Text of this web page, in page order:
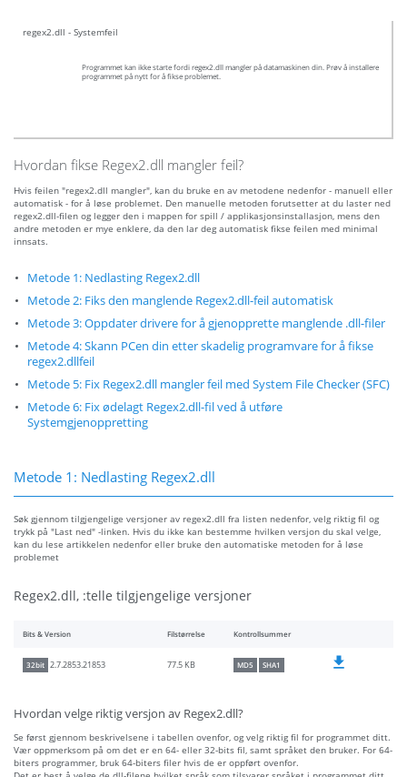
regex2.dll - Systemfeil
Programmet kan ikke starte fordi regex2.dll mangler på datamaskinen din. Prøv å installere
programmet på nytt for å fikse problemet.
Hvordan fikse Regex2.dll mangler feil?
Hvis feilen "regex2.dll mangler", kan du bruke en av metodene nedenfor - manuell eller
automatisk - for å løse problemet. Den manuelle metoden forutsetter at du laster ned
regex2.dll-filen og legger den i mappen for spill / applikasjonsinstallasjon, mens den
andre metoden er mye enklere, da den lar deg automatisk fikse feilen med minimal
innsats.
Metode 1: Nedlasting Regex2.dll
Metode 2: Fiks den manglende Regex2.dll-feil automatisk
Metode 3: Oppdater drivere for å gjenopprette manglende .dll-filer
Metode 4: Skann PCen din etter skadelig programvare for å fikse
regex2.dllfeil
Metode 5: Fix Regex2.dll mangler feil med System File Checker (SFC)
Metode 6: Fix ødelagt Regex2.dll-fil ved å utføre
Systemgjenoppretting
Metode 1: Nedlasting Regex2.dll
Søk gjennom tilgjengelige versjoner av regex2.dll fra listen nedenfor, velg riktig fil og
trykk på "Last ned" -linken. Hvis du ikke kan bestemme hvilken versjon du skal velge,
kan du lese artikkelen nedenfor eller bruke den automatiske metoden for å løse
problemet
Regex2.dll, :telle tilgjengelige versjoner
Bits & Version Filstørrelse Kontrollsummer
32bit 2.7.2853.21853 77.5 KB MD5 SHA1
Hvordan velge riktig versjon av Regex2.dll?
Se først gjennom beskrivelsene i tabellen ovenfor, og velg riktig fil for programmet ditt.
Vær oppmerksom på om det er en 64- eller 32-bits fil, samt språket den bruker. For 64-
biters programmer, bruk 64-biters filer hvis de er oppført ovenfor.